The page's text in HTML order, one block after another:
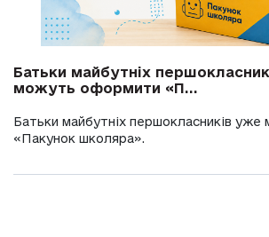
Батьки майбутніх
можуть оформити «П...
Батьки майбутніх першокласників
«Пакунок школяра».